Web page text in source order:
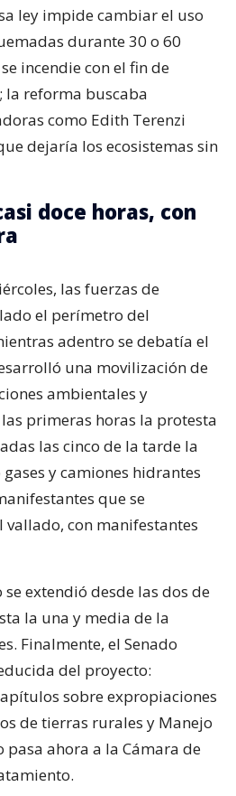
ley impide cambiar el uso
durante 30 o 60
incendie con el fin de
reforma buscaba
como Edith Terenzi
dejaría los ecosistemas sin
doce horas, con
las fuerzas de
el perímetro del
adentro se debatía el
una movilización de
ambientales y
primeras horas la protesta
las cinco de la tarde la
y camiones hidrantes
que se
con manifestantes
se extendió desde las dos de
la una y media de la
Finalmente, el Senado
del proyecto:
sobre expropiaciones
de tierras rurales y Manejo
pasa ahora a la Cámara de